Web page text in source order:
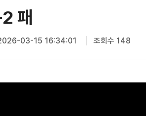
패
03-15 16:34:01 조회수 148